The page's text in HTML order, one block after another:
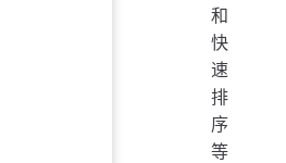
和
快
速
排
序
等